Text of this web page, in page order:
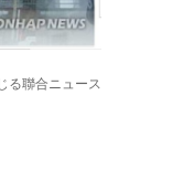
る聯合ニュース